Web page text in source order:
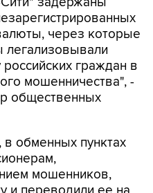
через которые
легализовывали
граждан в
мошенничества", -
общественных
обменных пунктах
мошенников,